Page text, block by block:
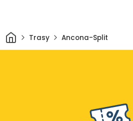
Domov
Trasy Ancona-Split